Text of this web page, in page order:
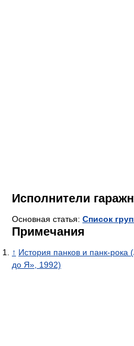
Исполнители
Основная статья: Список
Примечания
↑ История панков и панк-рока
до Я», 1992)